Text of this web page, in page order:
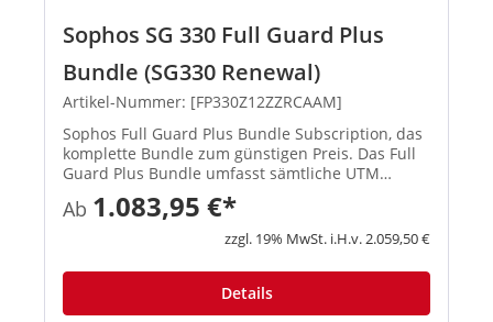
Sophos SG 330 Full Guard Plus
Bundle (SG330 Renewal)
Artikel-Nummer: [FP330Z12ZZRCAAM]
Sophos Full Guard Plus Bundle Subscription, das
komplette Bundle zum günstigen Preis. Das Full
Guard Plus Bundle umfasst sämtliche UTM
Subscriptions (E-Mail Protection, Network
Protection, Web Protection, Webserver Protection
Wireless Protection und ...
Ab 1.083,95 €*
zzgl. 19% MwSt. i.H.v. 2.059,50 €
Details